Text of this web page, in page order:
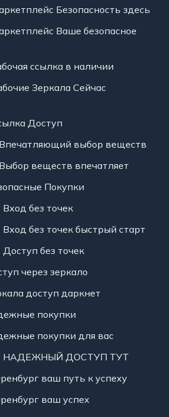
Безопасность здесь
Ваше безопасное
ссылка в наличии
Зеркала Сейчас
Доступ
Впечатляющий выбор веществ
веществ впечатляет
Покупки
Вход без точек
Вход без точек быстрый старт
Доступ без точек
через зеркало
доступ даркнет
покупки
покупки для вас
НАДЕЖНЫЙ ДОСТУП ТУТ
ваш путь к успеху
ваш успех